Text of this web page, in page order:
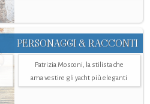
PERSONAGGI & RACCONTI
Patrizia Mosconi, la stilista che
ama vestire gli yacht più eleganti